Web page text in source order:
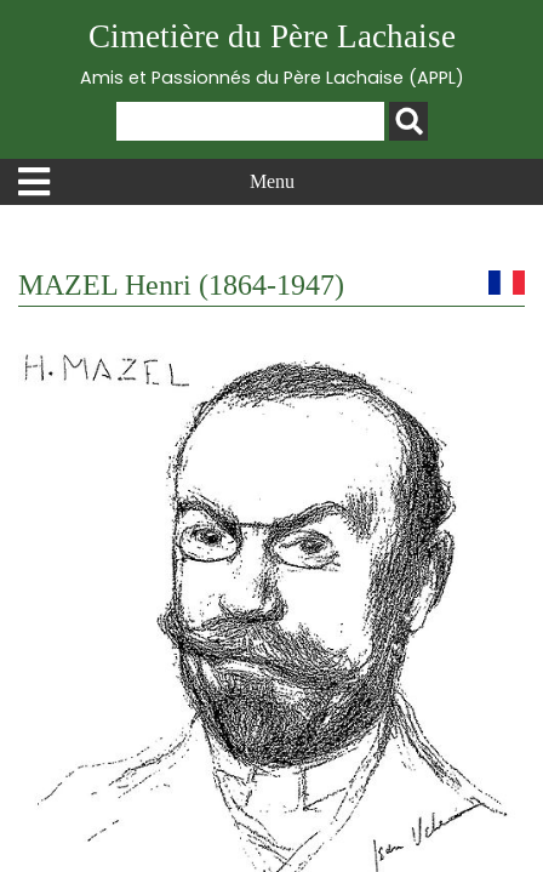
Cimetière du Père Lachaise
Amis et Passionnés du Père Lachaise (APPL)
Menu
MAZEL Henri (1864-1947)